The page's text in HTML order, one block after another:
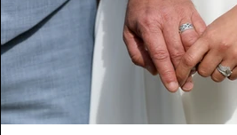
Mariage Séance famille